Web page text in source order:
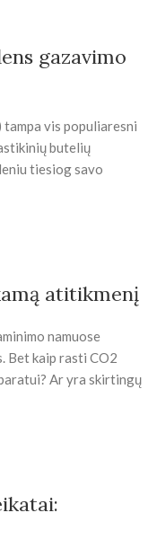
gazavimo
vis populiaresni
butelių
tiesiog savo
atitikmenį
namuose
Bet kaip rasti CO2
Ar yra skirtingų